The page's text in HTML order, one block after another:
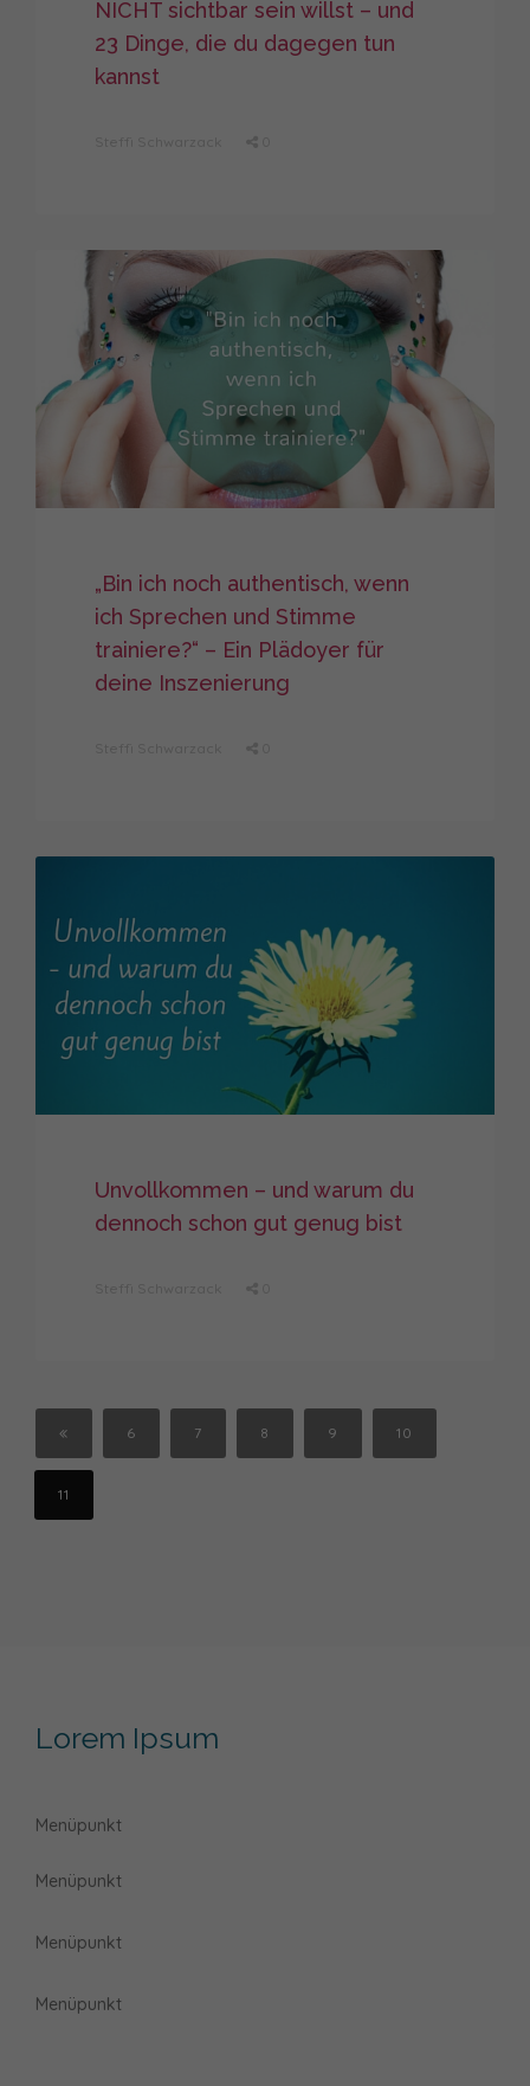
NICHT sichtbar sein willst – und
23 Dinge, die du dagegen tun
kannst
„Bin ich noch authentisch, wenn
ich Sprechen und Stimme
trainiere?“ – Ein Plädoyer für
deine Inszenierung
Unvollkommen – und warum du
dennoch schon gut genug bist
6 7 8 9 10
11
Lorem Ipsum
Menüpunkt
Menüpunkt
Menüpunkt
Menüpunkt